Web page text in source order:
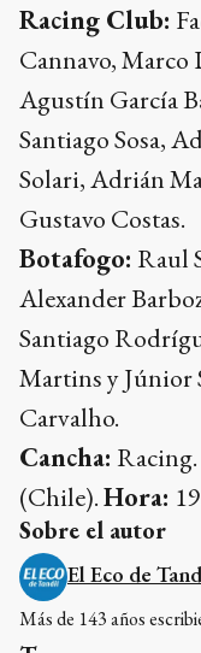
Racing Club:
Cannavo, Marco
Agustín García
Santiago Sosa,
Solari, Adrián
Gustavo Costas.
Botafogo: Raul
Alexander
Santiago
Martins y Júnior
Carvalho.
Cancha: Racing.
(Chile).Hora:
Sobre el autor
El Eco de
Más de 143 años